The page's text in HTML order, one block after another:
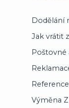
Dodělání
Jak vrátit
Poštovné
Reference
Výměna